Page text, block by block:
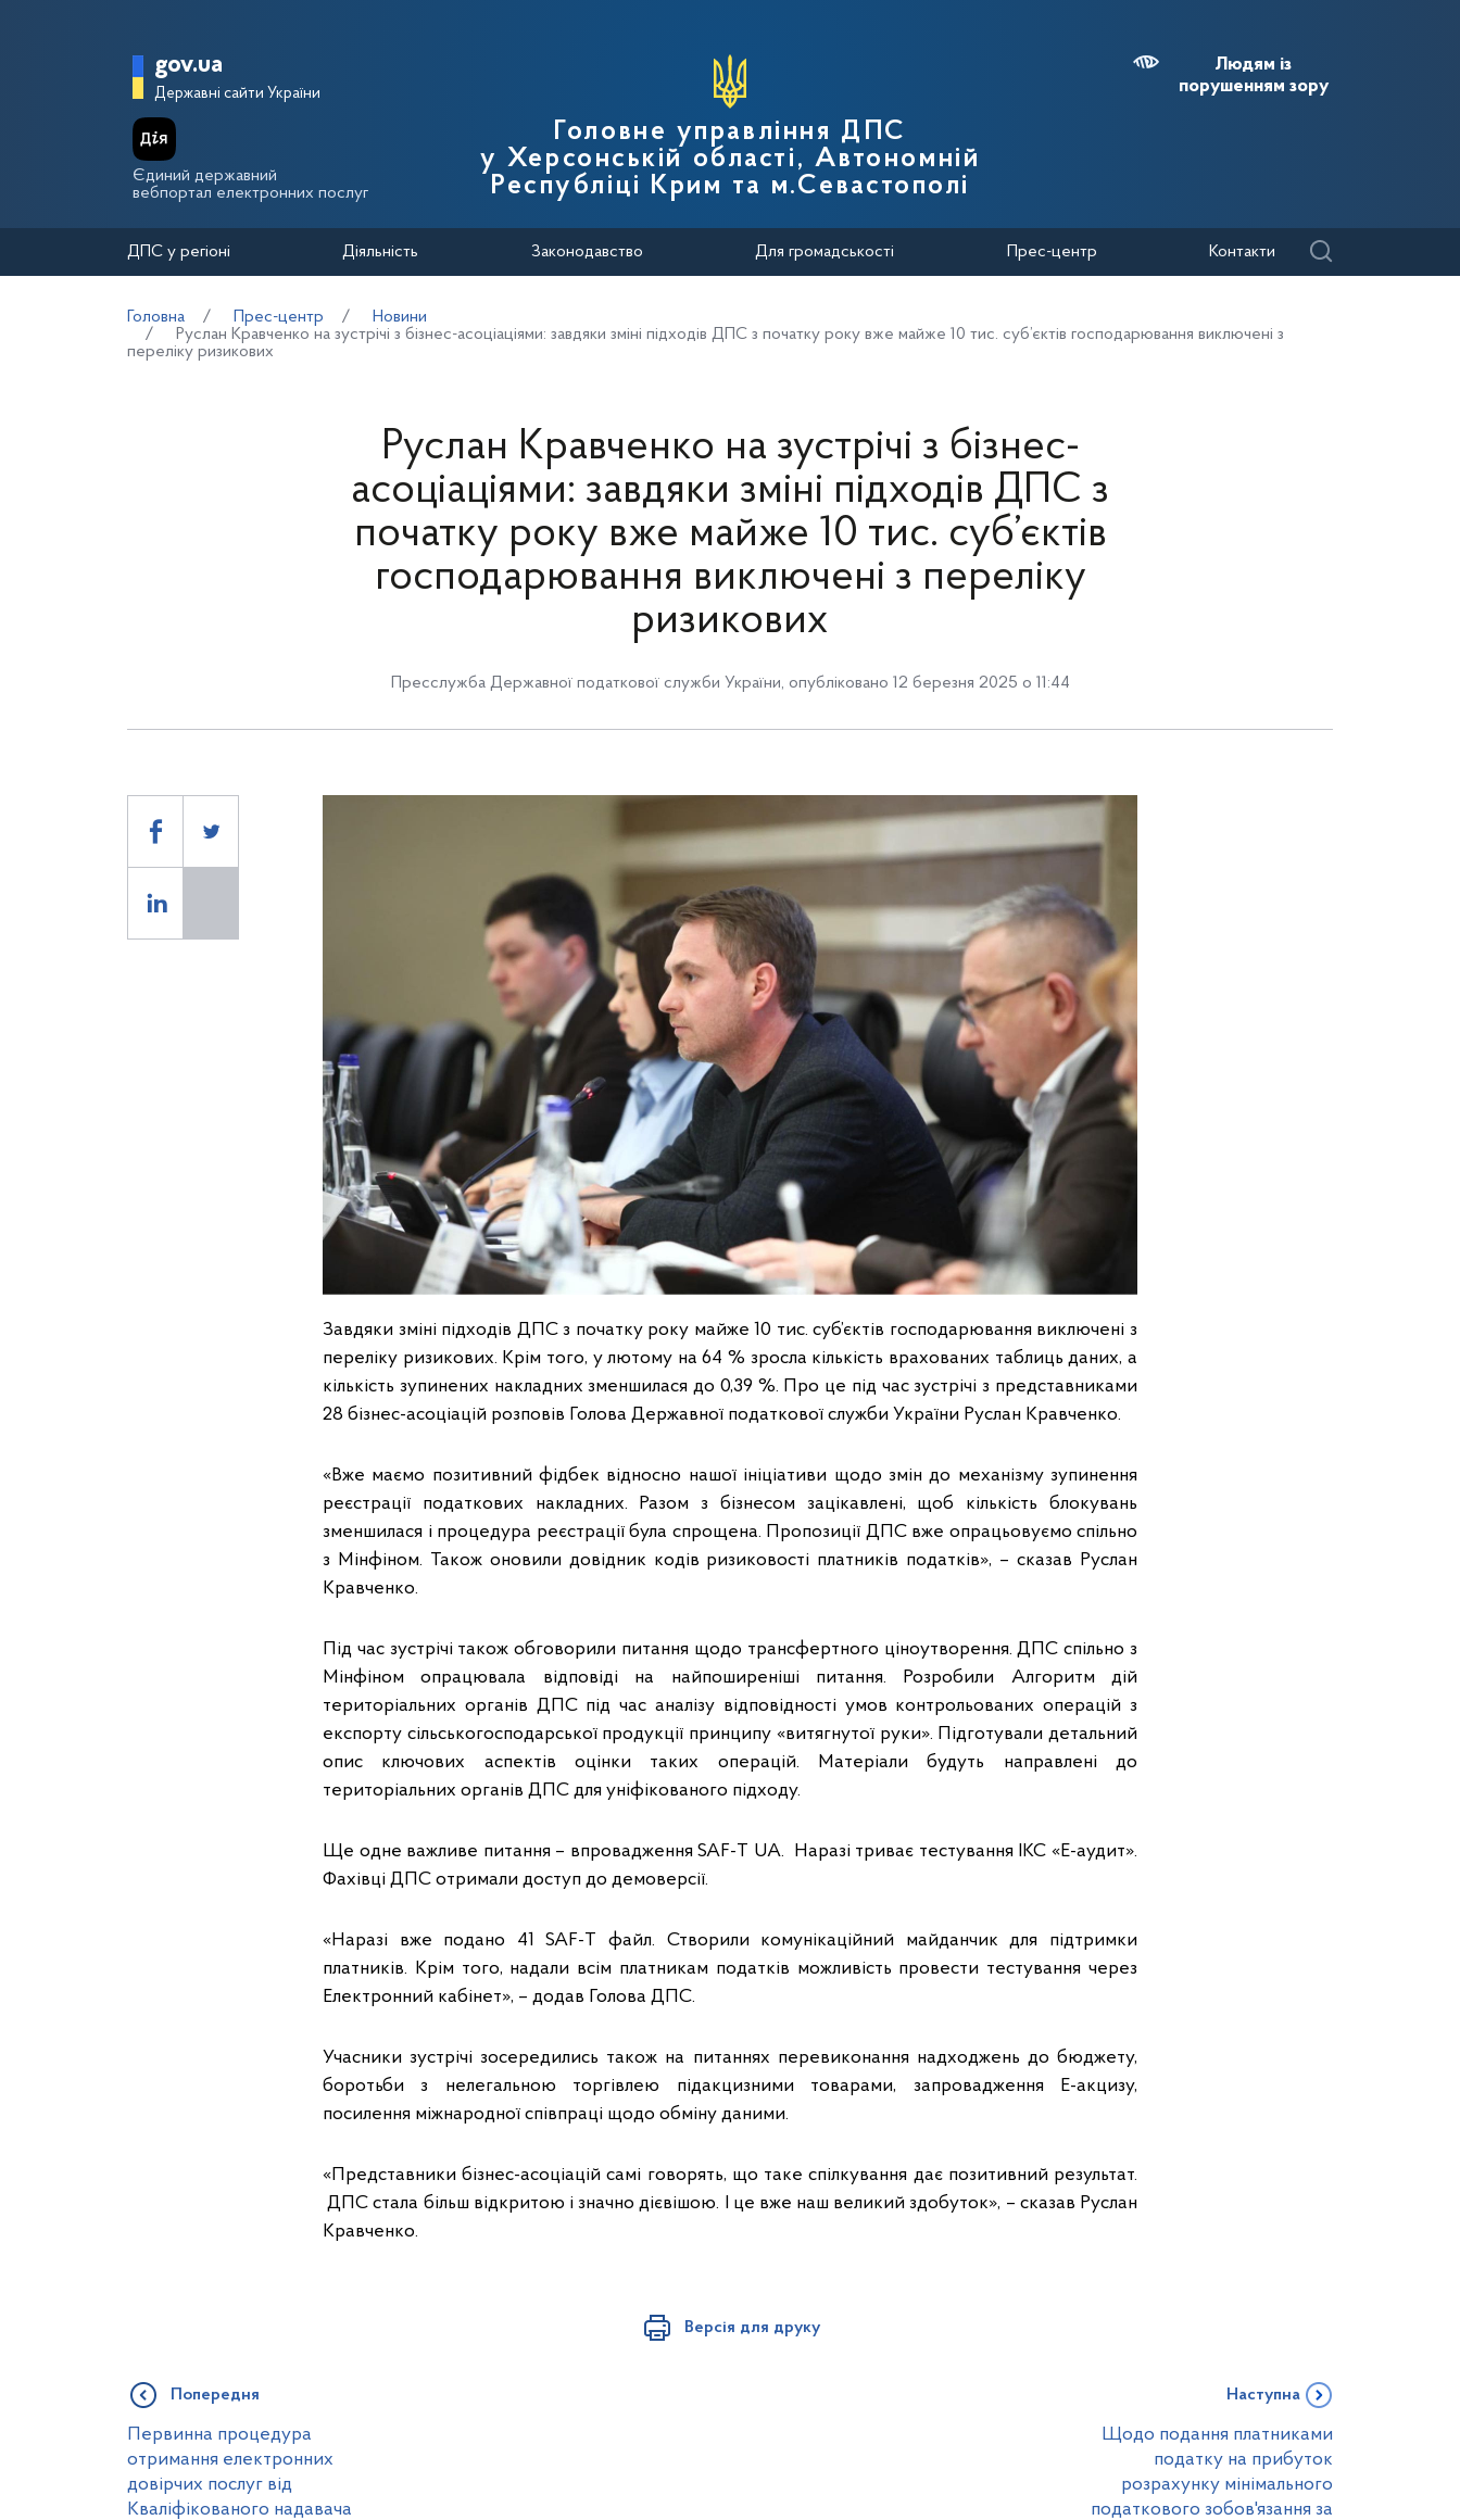
Головна сторінка Державної податкової служби України
gov.ua
Державні сайти України
Єдиний державний
вебпортал електронних послуг
Головне управління ДПС
у Херсонській області, Автономній
Республіці Крим та м.Севастополі
Людям із
порушенням зору
ДПС у регіоні Діяльність Законодавство Для громадськості Прес-центр Контакти
Головна Прес-центр
Новини
Руслан Кравченко на зустрічі з бізнес-асоціаціями: завдяки зміні підходів ДПС з початку року вже майже 10 тис. суб’єктів господарювання виключені з
переліку ризикових
Руслан Кравченко на зустрічі з бізнес-
асоціаціями: завдяки зміні підходів ДПС з
початку року вже майже 10 тис. суб’єктів
господарювання виключені з переліку
ризикових
Пресслужба Державної податкової служби України, опубліковано 12 березня 2025 о 11:44
Завдяки зміні підходів ДПС з початку року майже 10 тис. суб’єктів господарювання виключені з
переліку ризикових. Крім того, у лютому на 64 % зросла кількість врахованих таблиць даних, а
кількість зупинених накладних зменшилася до 0,39 %. Про це під час зустрічі з представниками
28 бізнес-асоціацій розповів Голова Державної податкової служби України Руслан Кравченко.
«Вже маємо позитивний фідбек відносно нашої ініціативи щодо змін до механізму зупинення
реєстрації податкових накладних. Разом з бізнесом зацікавлені, щоб кількість блокувань
зменшилася і процедура реєстрації була спрощена. Пропозиції ДПС вже опрацьовуємо спільно
з Мінфіном. Також оновили довідник кодів ризиковості платників податків», – сказав Руслан
Кравченко.
Під час зустрічі також обговорили питання щодо трансфертного ціноутворення. ДПС спільно з
Мінфіном опрацювала відповіді на найпоширеніші питання. Розробили Алгоритм дій
територіальних органів ДПС під час аналізу відповідності умов контрольованих операцій з
експорту сільськогосподарської продукції принципу «витягнутої руки». Підготували детальний
опис ключових аспектів оцінки таких операцій. Матеріали будуть направлені до
територіальних органів ДПС для уніфікованого підходу.
Ще одне важливе питання – впровадження SAF-T UA. Наразі триває тестування ІКС «Е-аудит».
Фахівці ДПС отримали доступ до демоверсії.
«Наразі вже подано 41 SAF-T файл. Створили комунікаційний майданчик для підтримки
платників. Крім того, надали всім платникам податків можливість провести тестування через
Електронний кабінет», – додав Голова ДПС.
Учасники зустрічі зосередились також на питаннях перевиконання надходжень до бюджету,
боротьби з нелегальною торгівлею підакцизними товарами, запровадження Е-акцизу,
посилення міжнародної співпраці щодо обміну даними.
«Представники бізнес-асоціацій самі говорять, що таке спілкування дає позитивний результат.
ДПС стала більш відкритою і значно дієвішою. І це вже наш великий здобуток», – сказав Руслан
Кравченко.
Версія для друку
Попередня
Первинна процедура
отримання електронних
довірчих послуг від
Кваліфікованого надавача
Наступна
Щодо подання платниками
податку на прибуток
розрахунку мінімального
податкового зобов'язання за